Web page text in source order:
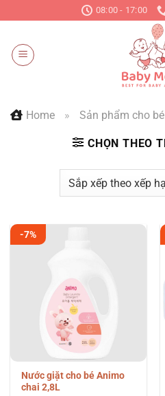
đến
dung
08:00 - 17:00
Home » Sản phẩm cho bé
CHỌN THEO
-7%
Nước giặt cho bé Animo
chai 2,8L